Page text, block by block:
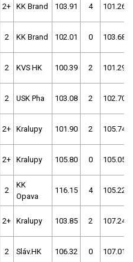
2+ KK Brand 103.91 4 101.26
2 KK Brand 102.01 0 103.68
2 KVS HK 100.39 2 101.29
2 USK Pha 103.08 2 102.70
2+ Kralupy 101.90 2 105.74
2+ Kralupy 105.80 0 105.05
2
KK
Opava
116.15 4 105.22
2+ Kralupy 103.85 2 107.24
2 Sláv.HK 106.32 0 107.01